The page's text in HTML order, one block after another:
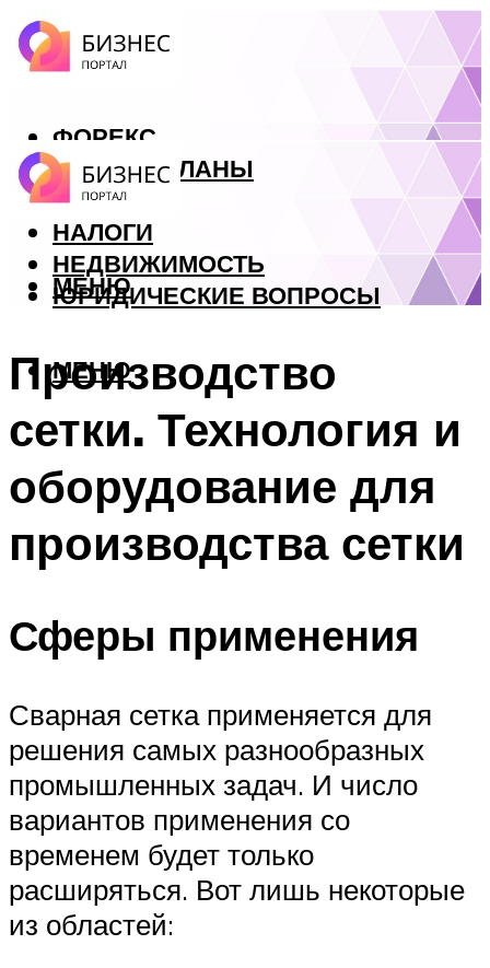
ФОРЕКС
БИЗНЕС ПЛАНЫ
КРЕДИТЫ
НАЛОГИ
НЕДВИЖИМОСТЬ
ЮРИДИЧЕСКИЕ ВОПРОСЫ
МЕНЮ
МЕНЮ
Производство
сетки. Технология и
оборудование для
производства сетки
Сферы применения
Сварная сетка применяется для
решения самых разнообразных
промышленных задач. И число
вариантов применения со
временем будет только
расширяться. Вот лишь некоторые
из областей: